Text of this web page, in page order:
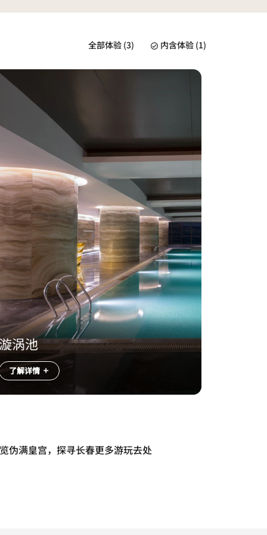
全部体验 (3) 内含体验 (1)
涡池
了解详情
伪满皇宫，探寻长春更多游玩去处